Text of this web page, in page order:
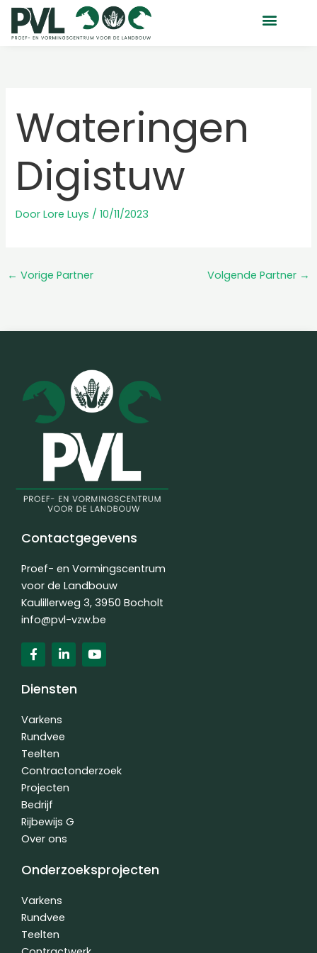
Ga
naar
de
Wateringen
Digistuw
DoorLore Luys /10/11/2023
← Vorige Partner Volgende Partner →
Contactgegevens
Proef- en Vormingscentrum
voor de Landbouw
Kaulillerweg 3, 3950 Bocholt
info@pvl-vzw.be
F
a
c
e
b
o
k
-
f
L
i
n
k
e
n
-
n
Y
o
u
Diensten
Varkens
Rundvee
Teelten
Contractonderzoek
Projecten
Bedrijf
Rijbewijs G
Over ons
Onderzoeksprojecten
Varkens
Rundvee
Teelten